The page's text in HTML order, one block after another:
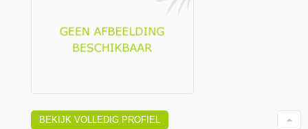
BEKIJK VOLLEDIG PROFIEL